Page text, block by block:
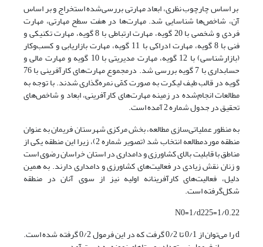
بر اساس چارچوب نظری، ابعاد مهارتی بررسی‌شده استخراج و بر اساس
آن، شاخص‌ها شناسایی شد. مهارت‌ها در هفت سطح مهارتی، مهارت
فردی و شخصی با 20 گویه، مهارت ارتباطی با 8 گویه، مهارت تکنیکی و
فنی با 8 گویه، مهارت ادراکی با 11 گویه، مهارت بازاریابی و کسب‌وکار
(بازارشناسی) با 12 گویه، مهارت مدیریتی با 10 گویه و مهارت مالی و
حسابداری با 7 گویه بررسی شد. درمجموع مهارت‌های کارآفرینی با 76
گویه در قالب طیف لیکرت به صورت کمّی نمره‌گذاری شدند. با توجه به
مطالعات انجام‌شده در زمینه مهارت‌های کارآفرینی، ابعاد و شاخص‌های
تحقیق در جدول شماره 2 آمده است.
به منظور عملیاتی‌سازی مطالعه، بخش مرکزی شهرستان فریمان به عنوان
منطقه موردمطالعه انتخاب شد (تصویر شماره 2)، زیرا این منطقه یکی از
مناطق با قابلیت بالای کشاورزی و دامداری در استان خراسان رضوی است
و زنان نقش زیادی در فعالیت‌های کشاورزی و دامداری دارند. به همین
دلیل، فعالیت‌های کارآفرینانه اولیه نیز از سوی آنان در منطقه
شکل‌گرفته است.
N0=1/d225=1/0.22
d را می‌توان از 0/1 تا 0/2 گرفت که در این فرمول 0/2 گرفته شده است.